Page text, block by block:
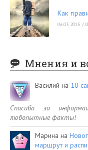
Как
06.03.2015 /
Мнения и
Василий на 10
Спасибо за
любопытные факты!
Марина на
маршрут и